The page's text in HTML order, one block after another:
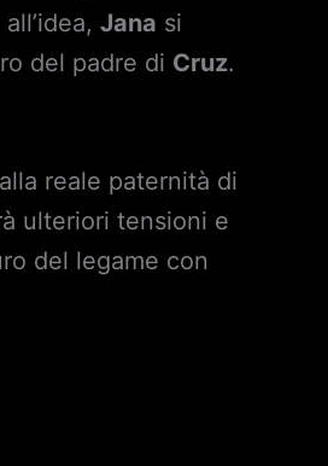
Jana si
del padre di Cruz.
reale paternità di
ulteriori tensioni e
del legame con